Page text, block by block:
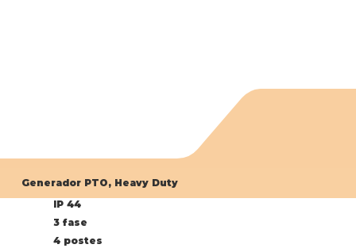
Generador PTO, Heavy Duty
IP 44
3 fase
4 postes